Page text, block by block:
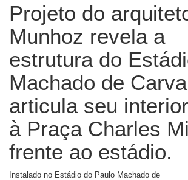
Projeto do
Munhoz revela a
estrutura do
Machado de
articula seu interior
à Praça Charles
frente ao estádio.
Instalado no Estádio do Paulo Machado de